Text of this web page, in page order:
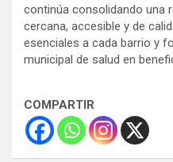
continúa consolidando una
cercana, accesible y de
esenciales a cada barrio y
municipal de salud en
COMPARTIR